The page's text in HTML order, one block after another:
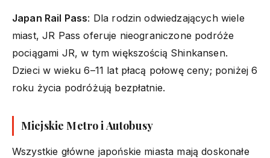
Japan Rail Pass: Dla rodzin odwiedzających wiele
miast, JR Pass oferuje nieograniczone podróże
pociągami JR, w tym większością Shinkansen.
Dzieci w wieku 6–11 lat płacą połowę ceny; poniżej 6
roku życia podróżują bezpłatnie.
Miejskie Metro i Autobusy
Wszystkie główne japońskie miasta mają doskonałe